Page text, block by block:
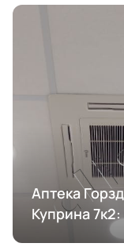
Аптека
Куприна